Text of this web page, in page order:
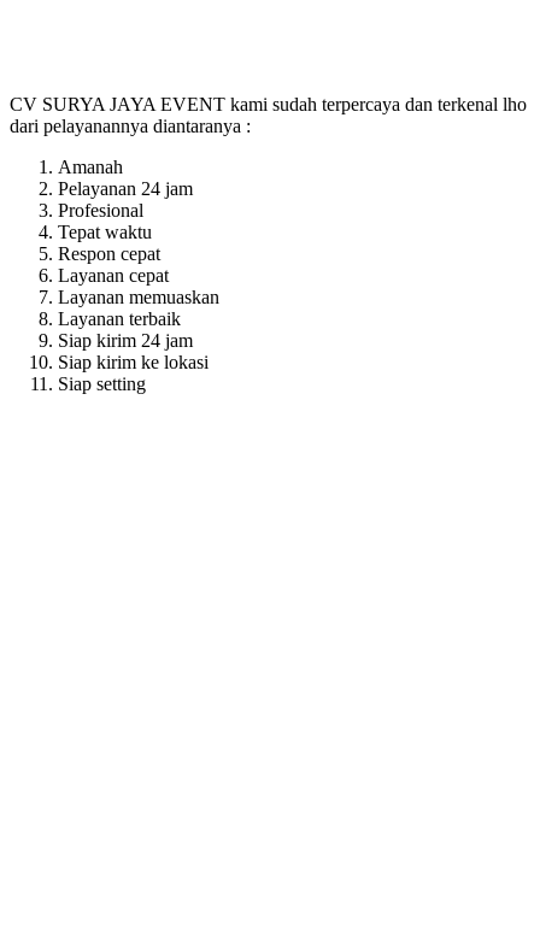
CV SURYA JAYA EVENT kami sudah terpercaya dan terkenal lho
dari pelayanannya diantaranya :
Amanah
Pelayanan 24 jam
Profesional
Tepat waktu
Respon cepat
Layanan cepat
Layanan memuaskan
Layanan terbaik
Siap kirim 24 jam
Siap kirim ke lokasi
Siap setting